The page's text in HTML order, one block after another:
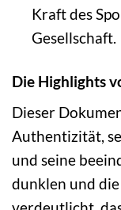
Kraft des
Gesellschaft.
Die Highlights
Dieser
Authentizität,
und seine
dunklen und